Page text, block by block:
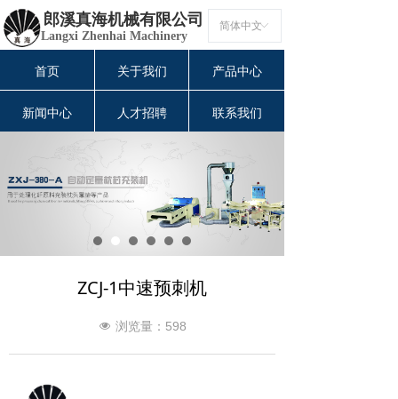
郎溪真海机械有限公司
Langxi Zhenhai Machinery
首页 关于我们 产品中心
新闻中心 人才招聘 联系我们
ꀅ
简体中文
ZCJ-1中速预刺机
넶 浏览量： 598